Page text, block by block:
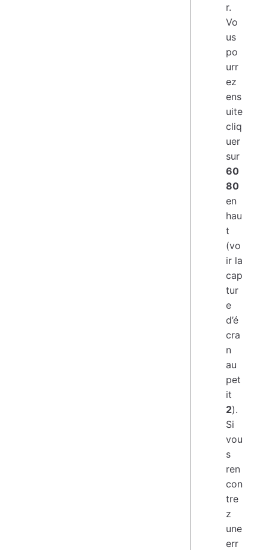
r.
Vo
us
po
urr
ez
ens
uite
cliq
uer
sur
60
80
en
hau
t
(vo
ir la
cap
tur
e
d’é
cra
n
au
pet
it
2).
Si
vou
s
ren
con
tre
z
une
err